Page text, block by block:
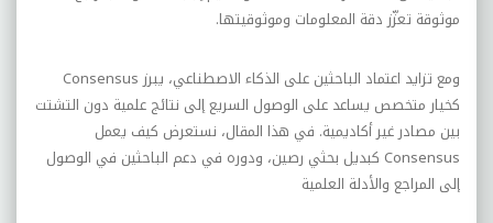
موثوقة تعزّز دقة المعلومات وموثوقيتها.
ومع تزايد اعتماد الباحثين على الذكاء الاصطناعي، يبرزConsensus
كخيار متخصص يساعد على الوصول السريع إلى نتائج علمية دون التشتت
بين مصادر غير أكاديمية. في هذا المقال، نستعرض كيف يعمل
Consensus كبديل بحثي رصين، ودوره في دعم الباحثين في الوصول
إلى المراجع والأدلة العلمية